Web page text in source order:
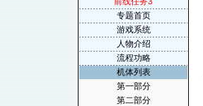
专题首页
游戏系统
人物介绍
流程功略
机体列表
第一部分
第二部分